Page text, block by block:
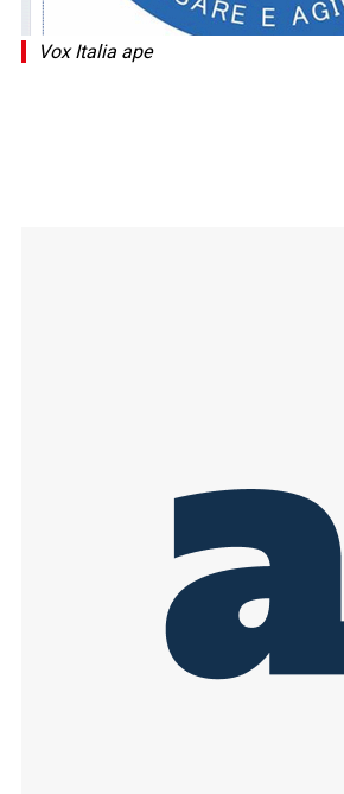
Vox Italia ape